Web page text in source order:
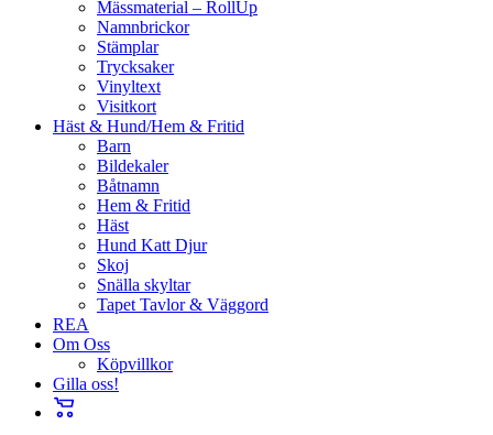
Mässmaterial – RollUp
Namnbrickor
Stämplar
Trycksaker
Vinyltext
Visitkort
Häst & Hund/Hem & Fritid
Barn
Bildekaler
Båtnamn
Hem & Fritid
Häst
Hund Katt Djur
Skoj
Snälla skyltar
Tapet Tavlor & Väggord
REA
Om Oss
Köpvillkor
Gilla oss!